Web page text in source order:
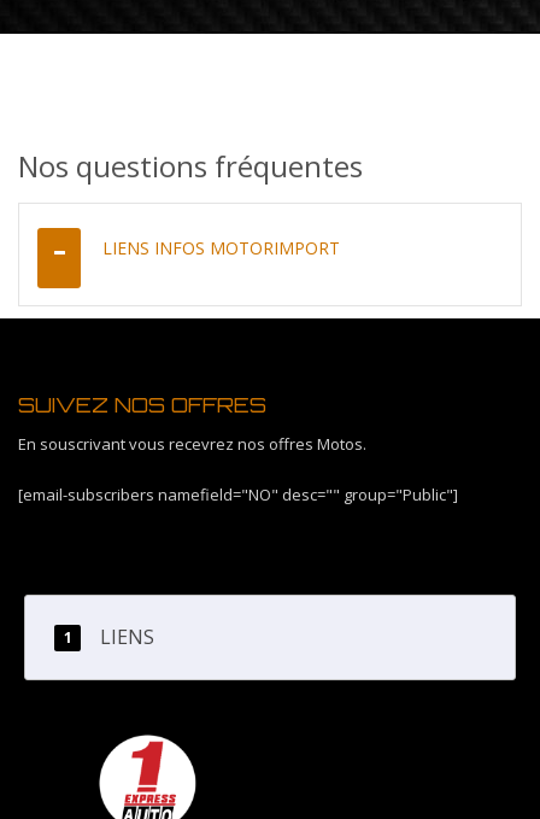
Nos questions fréquentes
LIENS INFOS MOTORIMPORT
SUIVEZ NOS OFFRES
En souscrivant vous recevrez nos offres Motos.
[email-subscribers namefield="NO" desc="" group="Public"]
LIENS